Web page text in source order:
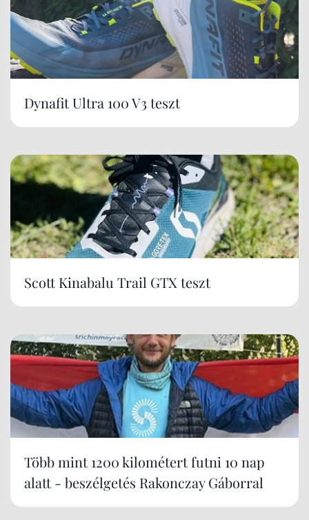
Dynafit Ultra 100 V3 teszt
Scott Kinabalu Trail GTX teszt
Több mint 1200 kilométert futni 10 nap
alatt - beszélgetés Rakonczay Gáborral